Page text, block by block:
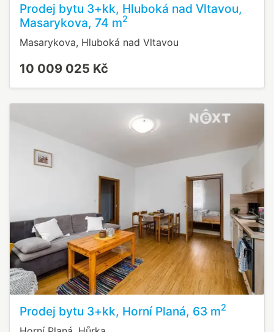
Prodej bytu 3+kk, Hluboká nad Vltavou,
Masarykova, 74 m2
Masarykova, Hluboká nad Vltavou
10 009 025 Kč
Prodej bytu 3+kk, Horní Planá, 63 m2